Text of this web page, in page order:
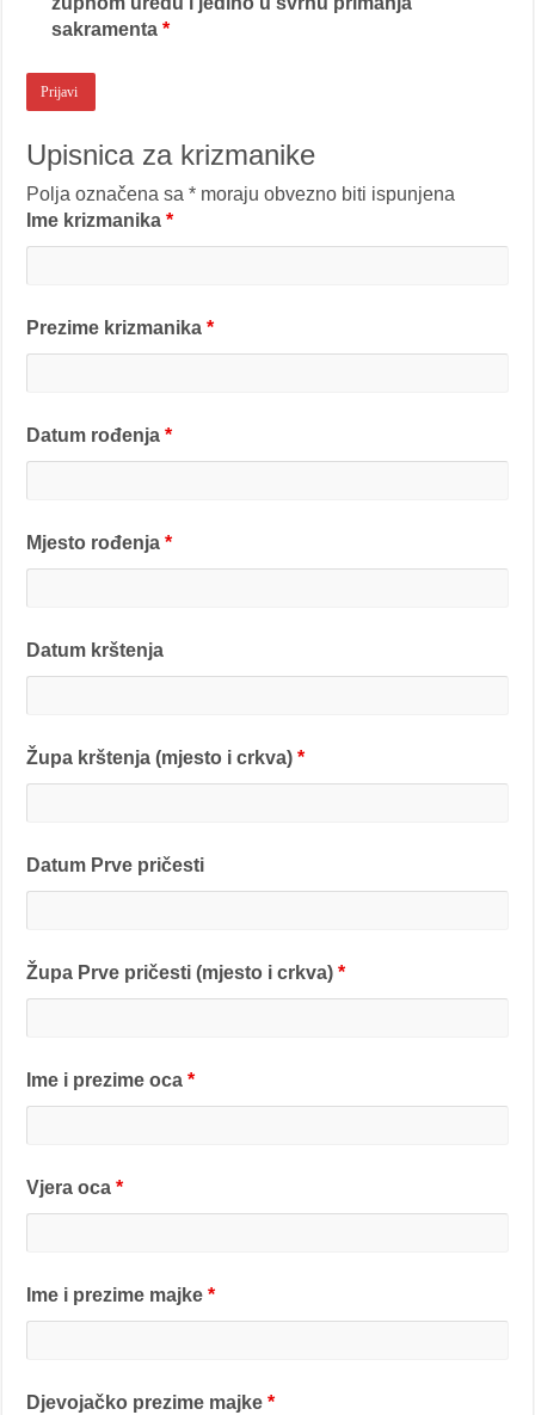
sakramenta*
Upisnica za krizmanike
Polja označena sa * moraju obvezno biti ispunjena
Ime krizmanika*
Prezime krizmanika*
Datum rođenja*
Mjesto rođenja*
Datum krštenja
Župa krštenja (mjesto i crkva)*
Datum Prve pričesti
Župa Prve pričesti (mjesto i crkva)*
Ime i prezime oca*
Vjera oca*
Ime i prezime majke*
Djevojačko prezime majke*